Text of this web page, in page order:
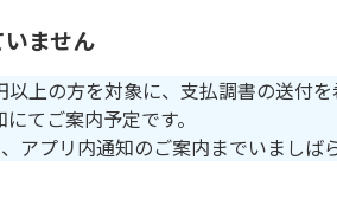
ません
上の方を対象に、支払調書の送付
てご案内予定です。
アプリ内通知のご案内までいましば